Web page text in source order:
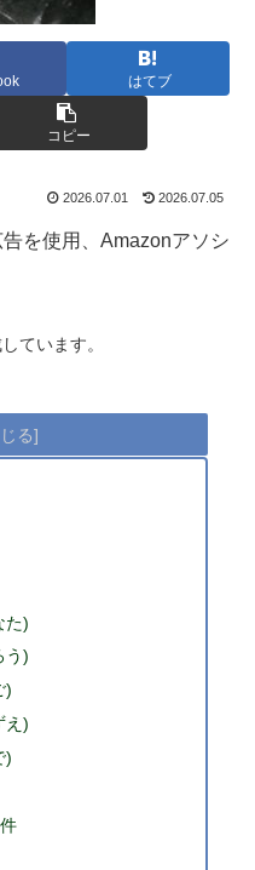
はてブ
コピー
2026.07.01 2026.07.05
を使用、Amazonアソシ
ています。
た)
う)
)
え)
)